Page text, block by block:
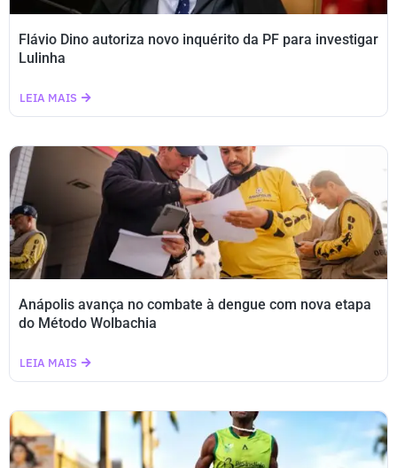
Flávio Dino autoriza novo inquérito da PF para investigar
Lulinha
LEIA MAIS
Anápolis avança no combate à dengue com nova etapa
do Método Wolbachia
LEIA MAIS